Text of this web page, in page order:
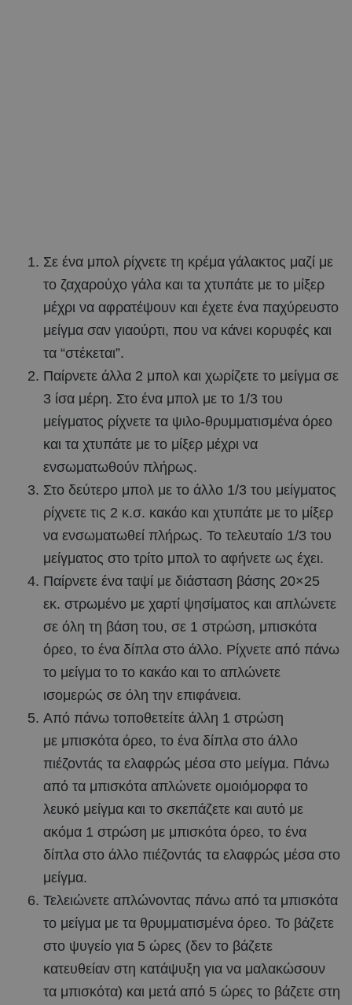
Σε ένα μπολ ρίχνετε τη κρέμα γάλακτος μαζί με
το ζαχαρούχο γάλα και τα χτυπάτε με το μίξερ
μέχρι να αφρατέψουν και έχετε ένα παχύρευστο
μείγμα σαν γιαούρτι, που να κάνει κορυφές και
τα “στέκεται”.
Παίρνετε άλλα 2 μπολ και χωρίζετε το μείγμα σε
3 ίσα μέρη. Στο ένα μπολ με το 1/3 του
μείγματος ρίχνετε τα ψιλο-θρυμματισμένα όρεο
και τα χτυπάτε με το μίξερ μέχρι να
ενσωματωθούν πλήρως.
Στο δεύτερο μπολ με το άλλο 1/3 του μείγματος
ρίχνετε τις 2 κ.σ. κακάο και χτυπάτε με το μίξερ
να ενσωματωθεί πλήρως. Το τελευταίο 1/3 του
μείγματος στο τρίτο μπολ το αφήνετε ως έχει.
Παίρνετε ένα ταψί με διάσταση βάσης 20×25
εκ. στρωμένο με χαρτί ψησίματος και απλώνετε
σε όλη τη βάση του, σε 1 στρώση, μπισκότα
όρεο, το ένα δίπλα στο άλλο. Ρίχνετε από πάνω
το μείγμα το το κακάο και το απλώνετε
ισομερώς σε όλη την επιφάνεια.
Από πάνω τοποθετείτε άλλη 1 στρώση
με μπισκότα όρεο, το ένα δίπλα στο άλλο
πιέζοντάς τα ελαφρώς μέσα στο μείγμα. Πάνω
από τα μπισκότα απλώνετε ομοιόμορφα το
λευκό μείγμα και το σκεπάζετε και αυτό με
ακόμα 1 στρώση με μπισκότα όρεο, το ένα
δίπλα στο άλλο πιέζοντάς τα ελαφρώς μέσα στο
μείγμα.
Τελειώνετε απλώνοντας πάνω από τα μπισκότα
το μείγμα με τα θρυμματισμένα όρεο. Το βάζετε
στο ψυγείο για 5 ώρες (δεν το βάζετε
κατευθείαν στη κατάψυξη για να μαλακώσουν
τα μπισκότα) και μετά από 5 ώρες το βάζετε στη